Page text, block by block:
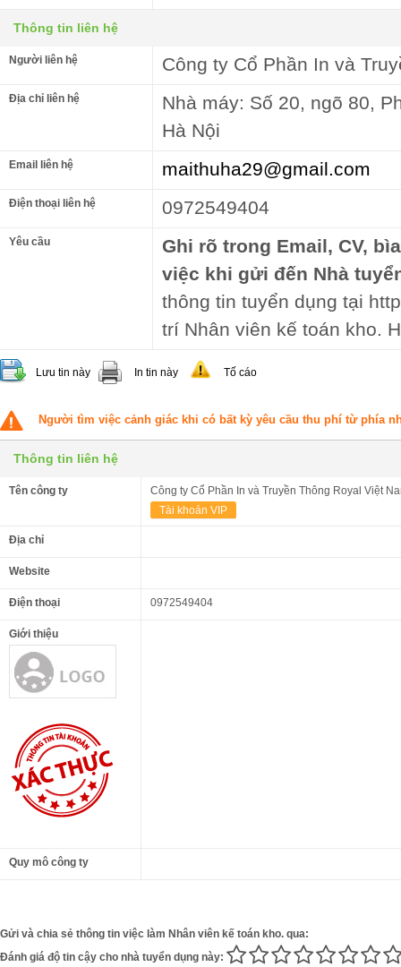
Thông tin liên hệ
Người liên hệ Công ty Cổ Phần In và
Địa chỉ liên hệ
Nhà máy: Số 20, ngõ 80,
Hà Nội
Email liên hệ maithuha29@gmail.com
Điện thoại liên hệ 0972549404
Yêu cầu
Ghi rõ trong Email, CV,
việc khi gửi đến Nhà
thông tin tuyển dụng tại
trí Nhân viên kế toán kho.
Lưu tin này In tin này Tố cáo
Người tìm việc cảnh giác khi có bất kỳ yêu cầu thu phí từ phía
Thông tin liên hệ
Tên công ty
Công ty Cổ Phần In và Truyền Thông Royal Việt
Tài khoản VIP
Địa chỉ
Website
Điện thoại 0972549404
Giới thiệu
Quy mô công ty
Gửi và chia sẻ thông tin việc làm Nhân viên kế toán kho. qua:
Đánh giá độ tin cậy cho nhà tuyển dụng này: